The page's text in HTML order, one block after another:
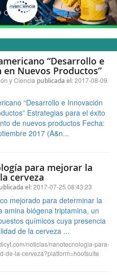
“Desarrollo e
en Nuevos Productos”
y Ciencia publicada el:2017-08-09
“Desarrollo e Innovación
Estrategias para el éxito
de nuevos productos Fecha:
2017 (A&n...
para mejorar la
cerveza
el:2017-07-25 08:43:23
mejorado para determinar la
amina biógena triptamina, un
químicos cuya presencia
de la cerveza ...
noticias/nanotecnologia-para-
de-la-cerveza?platform=hootsuite